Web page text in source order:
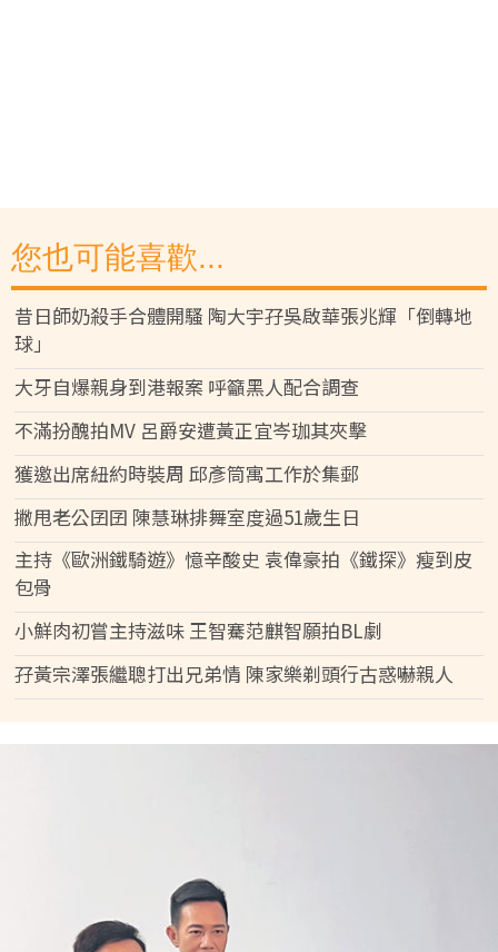
您也可能喜歡...
昔日師奶殺手合體開騷 陶大宇孖吳啟華張兆輝「倒轉地
球」
大牙自爆親身到港報案 呼籲黑人配合調查
不滿扮醜拍MV 呂爵安遭黃正宜岑珈其夾擊
獲邀出席紐約時裝周 邱彥筒寓工作於集郵
撇甩老公囝囝 陳慧琳排舞室度過51歲生日
主持《歐洲鐵騎遊》憶辛酸史 袁偉豪拍《鐵探》瘦到皮
包骨
小鮮肉初嘗主持滋味 王智騫范麒智願拍BL劇
孖黃宗澤張繼聰打出兄弟情 陳家樂剃頭行古惑嚇親人